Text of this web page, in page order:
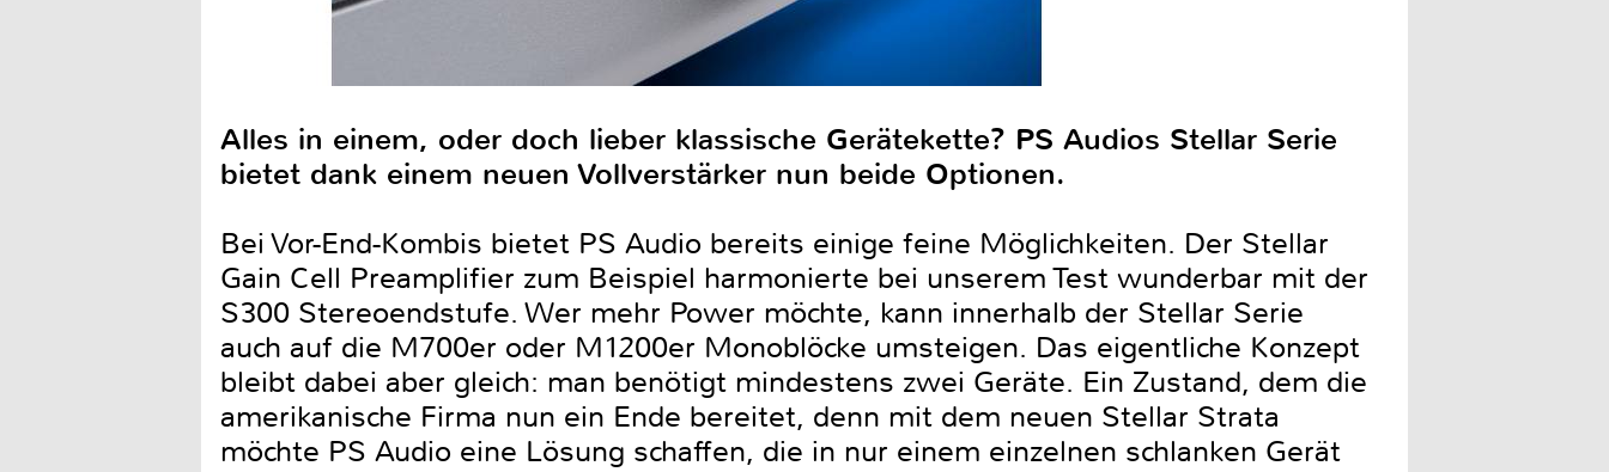
Alles in einem, oder doch lieber klassische Gerätekette? PS Audios Stellar Serie
bietet dank einem neuen Vollverstärker nun beide Optionen.
Bei Vor-End-Kombis bietet PS Audio bereits einige feine Möglichkeiten. Der Stellar
Gain Cell Preamplifier zum Beispiel harmonierte bei unserem Test wunderbar mit der
S300 Stereoendstufe. Wer mehr Power möchte, kann innerhalb der Stellar Serie
auch auf die M700er oder M1200er Monoblöcke umsteigen. Das eigentliche Konzept
bleibt dabei aber gleich: man benötigt mindestens zwei Geräte. Ein Zustand, dem die
amerikanische Firma nun ein Ende bereitet, denn mit dem neuen Stellar Strata
möchte PS Audio eine Lösung schaffen, die in nur einem einzelnen schlanken Gerät